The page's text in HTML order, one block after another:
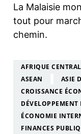
La Malaisie
tout pour
chemin.
AFRIQUE
ASEAN
ASIE
CROISSANCE
DÉVELOPPEMENT
ÉCONOMIE
FINANCES